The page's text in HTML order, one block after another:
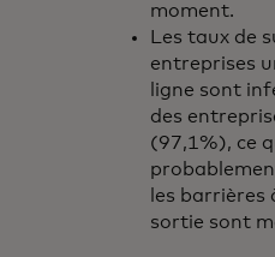
moment.
Les taux de
entreprises
ligne sont
des
(97,1%), ce
les
sortie sont